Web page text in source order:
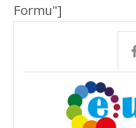
Formu"]